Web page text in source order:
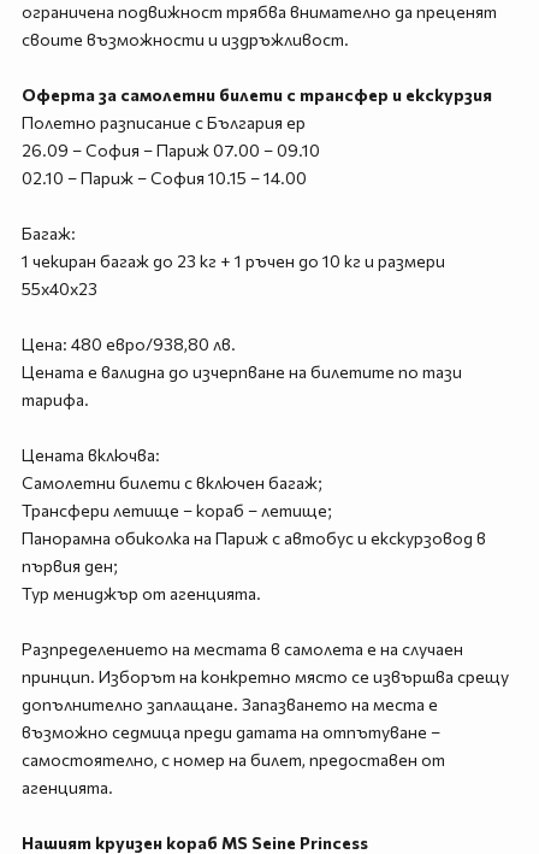
ограничена подвижност трябва внимателно да преценят
своите възможности и издръжливост.
Оферта за самолетни билети с трансфер и екскурзия
Полетно разписание с България ер
26.09 – София – Париж 07.00 – 09.10
02.10 – Париж – София 10.15 – 14.00
Багаж:
1 чекиран багаж до 23 кг + 1 ръчен до 10 кг и размери
55х40х23
Цена: 480 евро/938,80 лв.
Цената е валидна до изчерпване на билетите по тази
тарифа.
Цената включва:
Самолетни билети с включен багаж;
Трансфери летище – кораб – летище;
Панорамна обиколка на Париж с автобус и екскурзовод в
първия ден;
Тур мениджър от агенцията.
Разпределението на местата в самолета е на случаен
принцип. Изборът на конкретно място се извършва срещу
допълнително заплащане. Запазването на места е
възможно седмица преди датата на отпътуване –
самостоятелно, с номер на билет, предоставен от
агенцията.
Нашият круизен кораб MS Seine Princess